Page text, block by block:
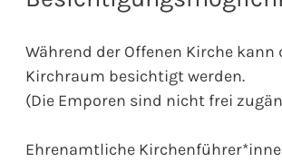
Während der Offenen Kirche kann
Kirchraum besichtigt werden.
(Die Emporen sind nicht frei
Ehrenamtliche